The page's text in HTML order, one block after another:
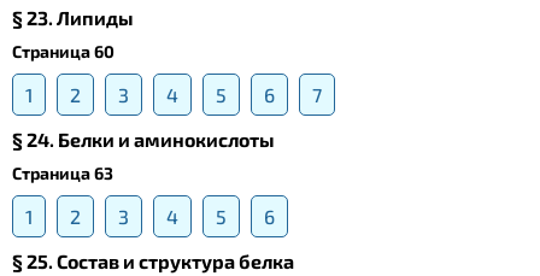
§ 23. Липиды
Страница 60
1 2 3 4 5 6
7
§ 24. Белки и аминокислоты
Страница 63
1 2 3 4 5
6
§ 25. Состав и структура белка